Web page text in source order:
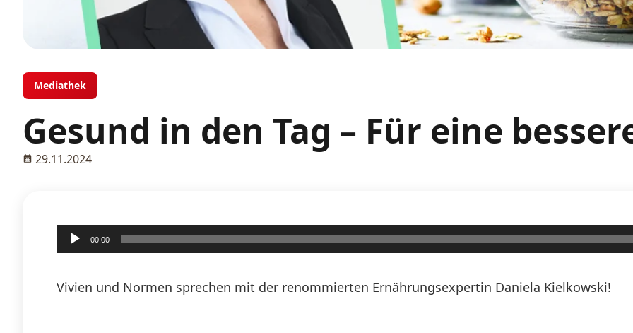
Mediathek
Gesund in den Tag – Für eine
29.11.2024
Audio-
Player
00:00
Vivien und Normen sprechen mit der renommierten Ernährungsexpertin Daniela Kielkowski!